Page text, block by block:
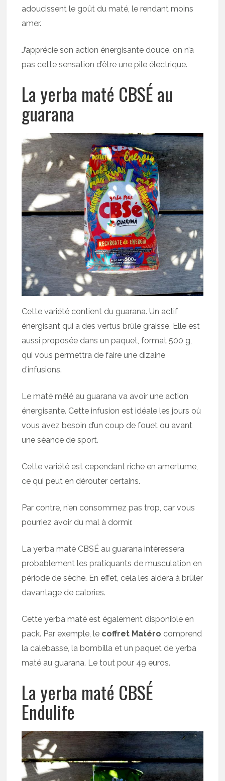
adoucissent le goût du maté, le rendant moins
amer.
J’apprécie son action énergisante douce, on n’a
pas cette sensation d’être une pile électrique.
La yerba maté CBSÉ au
guarana
Cette variété contient du guarana. Un actif
énergisant qui a des vertus brûle graisse. Elle est
aussi proposée dans un paquet, format 500 g,
qui vous permettra de faire une dizaine
d’infusions.
Le maté mêlé au guarana va avoir une action
énergisante. Cette infusion est idéale les jours où
vous avez besoin d’un coup de fouet ou avant
une séance de sport.
Cette variété est cependant riche en amertume,
ce qui peut en dérouter certains.
Par contre, n’en consommez pas trop, car vous
pourriez avoir du mal à dormir.
La yerba maté CBSÉ au guarana intéressera
probablement les pratiquants de musculation en
période de sèche. En effet, cela les aidera à brûler
davantage de calories.
Cette yerba maté est également disponible en
pack. Par exemple, le coffret Matéro comprend
la calebasse, la bombilla et un paquet de yerba
maté au guarana. Le tout pour 49 euros.
La yerba maté CBSÉ
Endulife